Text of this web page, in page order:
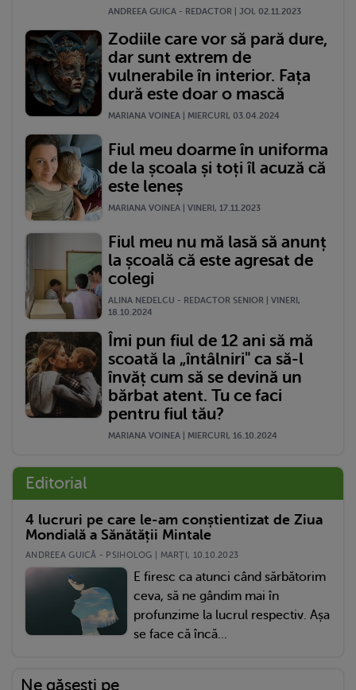
ANDREEA GUICA - REDACTOR | JOI, 02.11.2023
Zodiile care vor să pară dure,
dar sunt extrem de
vulnerabile în interior. Fața
dură este doar o mască
MARIANA VOINEA | MIERCURI, 03.04.2024
Fiul meu doarme în uniforma
de la școala și toți îl acuză că
este leneș
MARIANA VOINEA | VINERI, 17.11.2023
Fiul meu nu mă lasă să anunț
la școală că este agresat de
colegi
ALINA NEDELCU - REDACTOR SENIOR | VINERI,
18.10.2024
Îmi pun fiul de 12 ani să mă
scoată la „întâlniri" ca să-l
învăț cum să se devină un
bărbat atent. Tu ce faci
pentru fiul tău?
MARIANA VOINEA | MIERCURI, 16.10.2024
Editorial
4 lucruri pe care le-am conștientizat de Ziua
Mondială a Sănătății Mintale
ANDREEA GUICĂ - PSIHOLOG | MARŢI, 10.10.2023
E firesc ca atunci când sărbătorim
ceva, să ne gândim mai în
profunzime la lucrul respectiv. Așa
se face că încă...
Ne găsești pe